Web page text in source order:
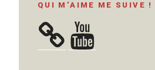
QUI M’AIME ME SUIVE !
YouTube